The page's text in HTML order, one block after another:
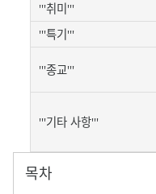
'''취미'''
'''특기'''
'''종교'''
'''기타 사항'''